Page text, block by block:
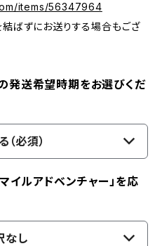
items/56347964
ばずにお送りする場合もござ
発送希望時期をお選びくだ
（必須）
イルアドベンチャー」を応
なし